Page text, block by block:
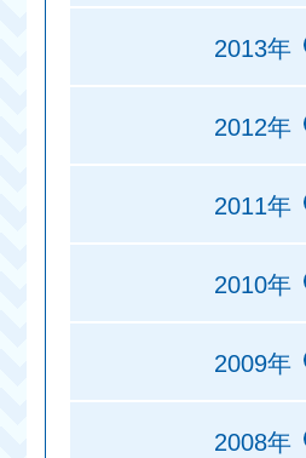
2013年
2012年
2011年
2010年
2009年
2008年